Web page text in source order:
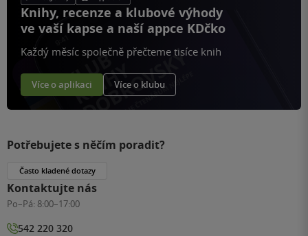
Knihy, recenze a klubové výhody
ve vaší kapse a naší appce KDčko
Každý měsíc společně přečteme tisíce knih
Více o aplikaci Více o klubu
Potřebujete s něčím poradit?
Často kladené dotazy
Kontaktujte nás
Po–Pá: 8:00–17:00
542 220 320